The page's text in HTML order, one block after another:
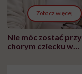
Zobacz więcej
Nie móc zostać przy
chorym dziecku w